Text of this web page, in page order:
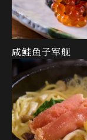
咸鲑鱼子军舰